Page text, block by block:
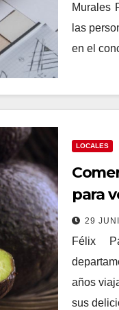
Murales
las
en el
LOCALES
para
29
Félix
años
sus